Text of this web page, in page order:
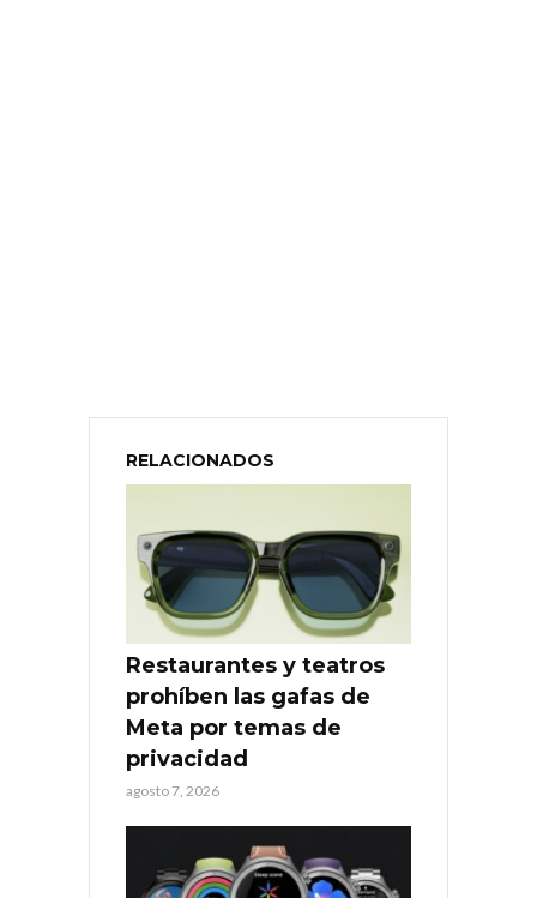
RELACIONADOS
Restaurantes y teatros
prohíben las gafas de
Meta por temas de
privacidad
agosto 7, 2026